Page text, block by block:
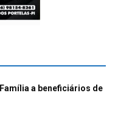
a beneficiários de